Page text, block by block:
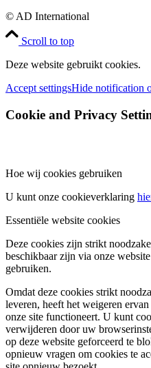
© AD International
Scroll to top
Deze website gebruikt cookies.
Accept settingsHide notification
Cookie and Privacy
Hoe wij cookies gebruiken
U kunt onze cookieverklaring
Essentiële website cookies
Deze cookies zijn strikt
beschikbaar zijn via onze
gebruiken.
Omdat deze cookies strikt
leveren, heeft het weigeren
onze site functioneert. U kunt
verwijderen door uw
op deze website geforceerd te
opnieuw vragen om cookies te